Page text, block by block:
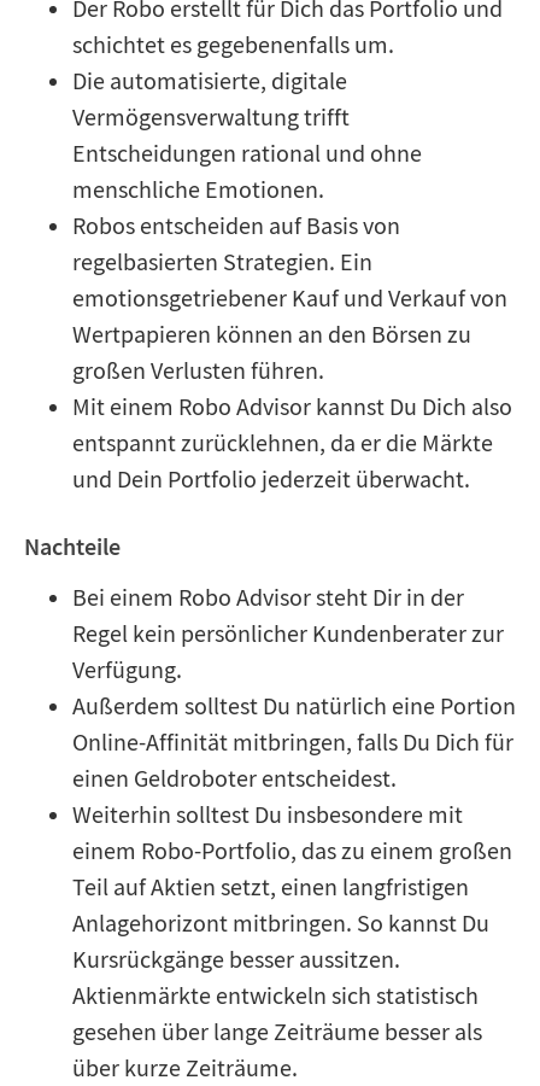
Der Robo erstellt für Dich das Portfolio und
schichtet es gegebenenfalls um.
Die automatisierte, digitale
Vermögensverwaltung trifft
Entscheidungen rational und ohne
menschliche Emotionen.
Robos entscheiden auf Basis von
regelbasierten Strategien. Ein
emotionsgetriebener Kauf und Verkauf von
Wertpapieren können an den Börsen zu
großen Verlusten führen.
Mit einem Robo Advisor kannst Du Dich also
entspannt zurücklehnen, da er die Märkte
und Dein Portfolio jederzeit überwacht.
Nachteile
Bei einem Robo Advisor steht Dir in der
Regel kein persönlicher Kundenberater zur
Verfügung.
Außerdem solltest Du natürlich eine Portion
Online-Affinität mitbringen, falls Du Dich für
einen Geldroboter entscheidest.
Weiterhin solltest Du insbesondere mit
einem Robo-Portfolio, das zu einem großen
Teil auf Aktien setzt, einen langfristigen
Anlagehorizont mitbringen. So kannst Du
Kursrückgänge besser aussitzen.
Aktienmärkte entwickeln sich statistisch
gesehen über lange Zeiträume besser als
über kurze Zeiträume.